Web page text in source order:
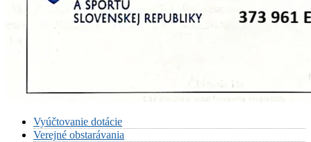
Vyúčtovanie dotácie
Verejné obstarávania